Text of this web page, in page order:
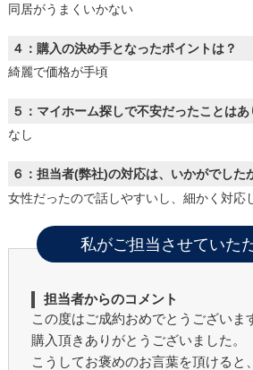
同居がうまくいかない
４：購入の決め手となったポイントは？
綺麗で価格が手頃
５：マイホーム探しで不安だったことはあ
なし
６：担当者(弊社)の対応は、いかがでした
女性だったので話しやすいし、細かく対応
私がご担当させていた
担当者からのコメント
この度はご成約おめでとうございま
購入頂きありがとうございました。
こうしてお褒めのお言葉を頂けると